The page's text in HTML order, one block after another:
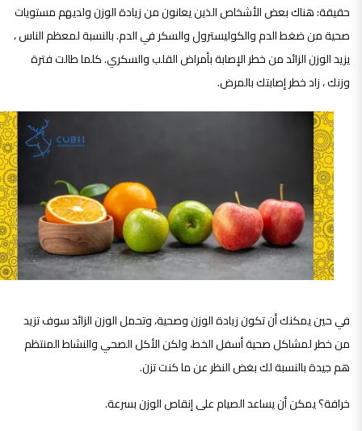
حقيقة: هناك بعض الأشخاص الذين يعانون من زيادة الوزن ولديهم مستويات
صحية من ضغط الدم والكوليسترول والسكر في الدم. بالنسبة لمعظم الناس ،
يزيد الوزن الزائد من خطر الإصابة بأمراض القلب والسكري. كلما طالت فترة
وزنك ، زاد خطر إصابتك بالمرض.
في حين يمكنك أن تكون زيادة الوزن وصحية، وتحمل الوزن الزائد سوف تزيد
من خطر لمشاكل صحية أسفل الخط، ولكن الأكل الصحي والنشاط المنتظم
هم جيدة بالنسبة لك بغض النظر عن ما كنت تزن.
خرافة؟ يمكن أن يساعد الصيام على إنقاص الوزن بسرعة.